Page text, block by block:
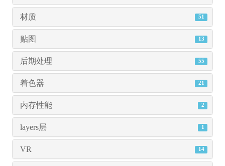
材质 51
贴图 13
后期处理 55
着色器 21
内存性能 2
layers层 1
VR 14